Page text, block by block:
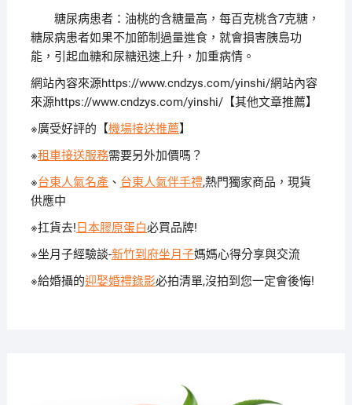
糖尿病患者：油桃的含糖量高，每百克桃含7克糖，
糖尿病患者如果不加節制過量進食，就會損害胰島功
能，引起血糖和尿糖迅速上升，加重病情。
網站內容來源https://www.cndzys.com/yinshi/網站內容
來源https://www.cndzys.com/yinshi/【其他文章推薦】
※廣受好評的【機場接送推薦】
※租車接送服務需要另外加價嗎？
※台東人氣名產、 台東人氣伴手禮,熱門獨家商品，現貨
供應中
※扛貨去! 日本膠原蛋白必買品牌!
※坐月子經驗談-新竹到府坐月子媽媽心得分享與交流
※給婚攝的迎娶婚禮錄影必拍清單,沒拍到您一定會後悔!